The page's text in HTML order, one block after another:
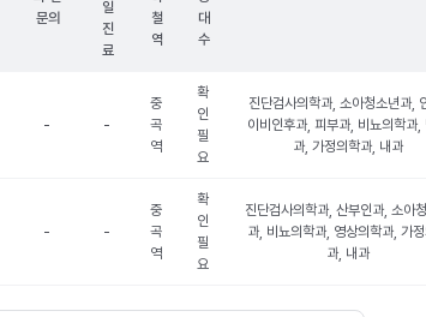
문의
일
진
료
철
역
대
수
- -
중
곡
역
확
인
필
요
진단검사의학과, 소아청소년과,
이비인후과, 피부과, 비뇨의학과,
과, 가정의학과, 내과
- -
중
곡
역
확
인
필
요
진단검사의학과, 산부인과, 소아
과, 비뇨의학과, 영상의학과, 가
과, 내과